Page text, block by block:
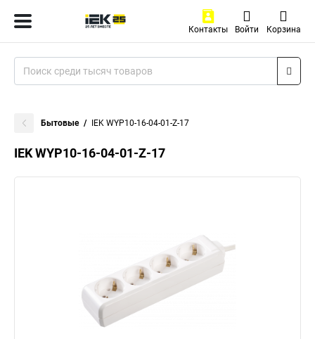
Контакты Войти Корзина
Бытовые IEK WYP10-16-04-01-Z-17
IEK WYP10-16-04-01-Z-17